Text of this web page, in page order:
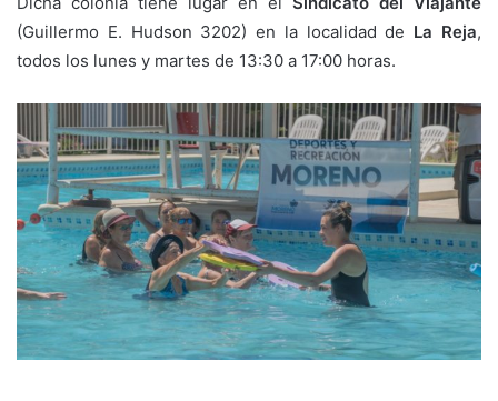
(Guillermo E. Hudson 3202) en la localidad de La Reja,
todos los lunes y martes de 13:30 a 17:00 horas.